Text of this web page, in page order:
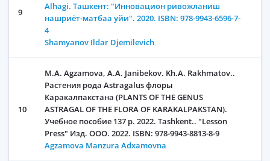
9
Alhagi. Ташкент: "Инновацион ривожланиш
нашриёт-матбаа уйи". 2020. ISBN: 978-9943-6596-7-
4
Shamyanov Ildar Djemilevich
10
M.A. Agzamova, А.А. Janibekov. Kh.A. Rakhmatov..
Растения рода Astragalus флоры
Каракалпакстана (PLANTS OF THE GENUS
ASTRAGAL OF THE FLORA OF KARAKALPAKSTAN).
Учебное пособие 137 p. 2022. Tashkent.. "Lesson
Press" Изд. ООО. 2022. ISBN: 978-9943-8813-8-9
Agzamova Manzura Adxamovna